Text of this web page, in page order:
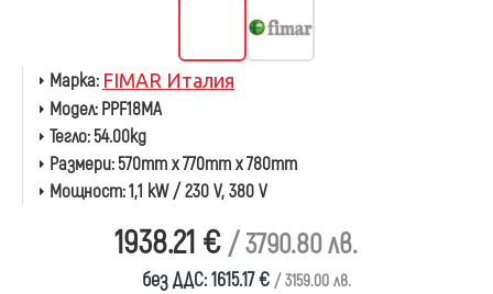
1938.21 € / 3790.80 лв.
без ДДС: 1615.17 € / 3159.00 лв.
Марка: FIMAR Италия
Модел:PPF18MA
Тегло:54.00kg
Размери:570mm x 770mm x 780mm
Мощност:1,1 kW / 230 V, 380 V